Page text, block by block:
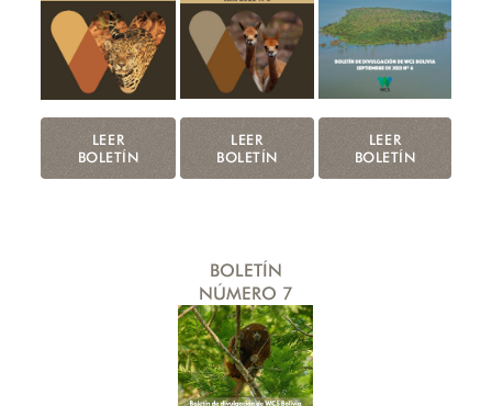
LEER
BOLETÍN
LEER
BOLETÍN
LEER
BOLETÍN
BOLETÍN
NÚMERO 7